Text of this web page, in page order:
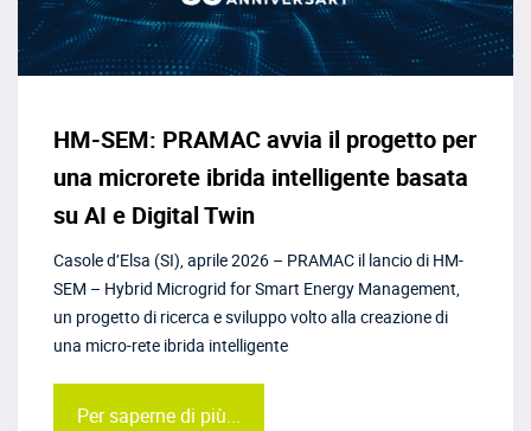
HM-SEM: PRAMAC avvia il progetto per
una microrete ibrida intelligente basata
su AI e Digital Twin
Casole d’Elsa (SI), aprile 2026 – PRAMAC il lancio di HM-
SEM – Hybrid Microgrid for Smart Energy Management,
un progetto di ricerca e sviluppo volto alla creazione di
una micro-rete ibrida intelligente
Per saperne di più...